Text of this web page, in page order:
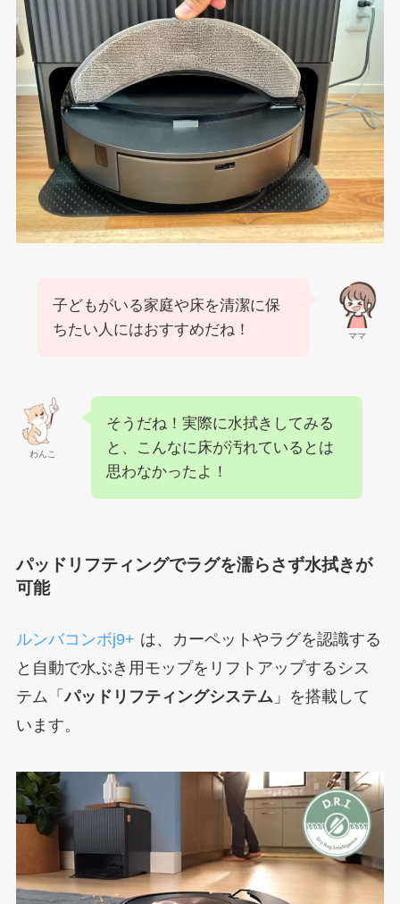
ママ
子どもがいる家庭や床を清潔に保
ちたい人にはおすすめだね！
わんこ
そうだね！実際に水拭きしてみる
と、こんなに床が汚れているとは
思わなかったよ！
パッドリフティングでラグを濡らさず水拭きが
可能
ルンバコンボj9+ は、カーペットやラグを認識する
と自動で水ぶき用モップをリフトアップするシス
テム「パッドリフティングシステム 」を搭載して
います。